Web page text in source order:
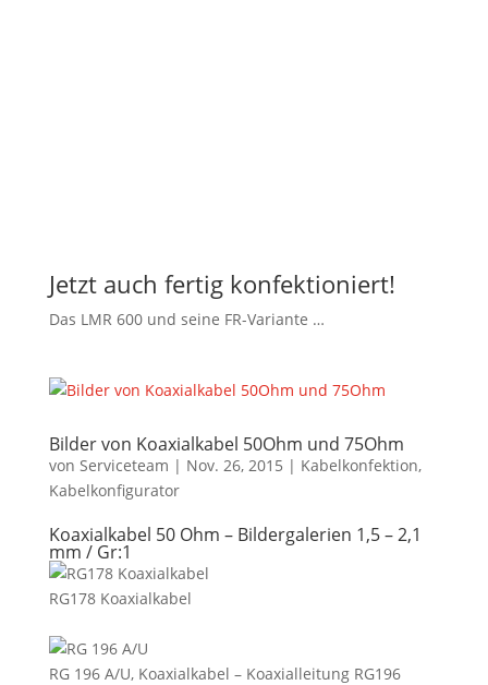
Jetzt auch fertig konfektioniert!
Das LMR 600 und seine FR-Variante …
Bilder von Koaxialkabel 50Ohm und 75Ohm
von Serviceteam | Nov. 26, 2015 | Kabelkonfektion,
Kabelkonfigurator
Koaxialkabel 50 Ohm – Bildergalerien 1,5 – 2,1
mm / Gr:1
RG178 Koaxialkabel
RG 196 A/U, Koaxialkabel – Koaxialleitung RG196